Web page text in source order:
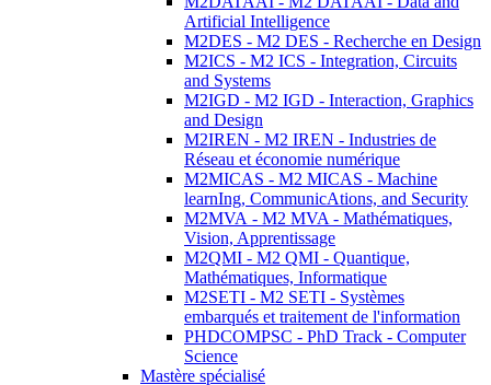
Artificial Intelligence
M2DES - M2 DES - Recherche en Design
M2ICS - M2 ICS - Integration, Circuits
and Systems
M2IGD - M2 IGD - Interaction, Graphics
and Design
M2IREN - M2 IREN - Industries de
Réseau et économie numérique
M2MICAS - M2 MICAS - Machine
learnIng, CommunicAtions, and Security
M2MVA - M2 MVA - Mathématiques,
Vision, Apprentissage
M2QMI - M2 QMI - Quantique,
Mathématiques, Informatique
M2SETI - M2 SETI - Systèmes
embarqués et traitement de l'information
PHDCOMPSC - PhD Track - Computer
Science
Mastère spécialisé